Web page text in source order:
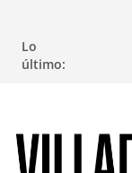
contenido
Lo
último: